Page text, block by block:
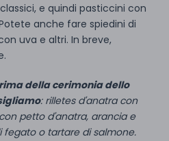
e quindi pasticcini con
anche fare spiedini di
uva e altri. In breve,
della cerimonia dello
: rilletes d'anatra con
petto d'anatra, arancia e
fegato o tartare di salmone.